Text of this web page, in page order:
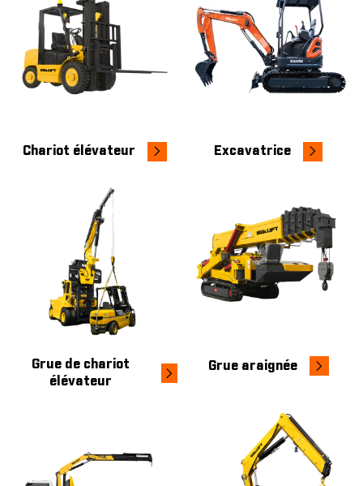
Chariot élévateur Excavatrice
Grue de chariot
élévateur
Grue araignée